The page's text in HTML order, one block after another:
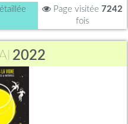
Page visitée 7242
fois
2022